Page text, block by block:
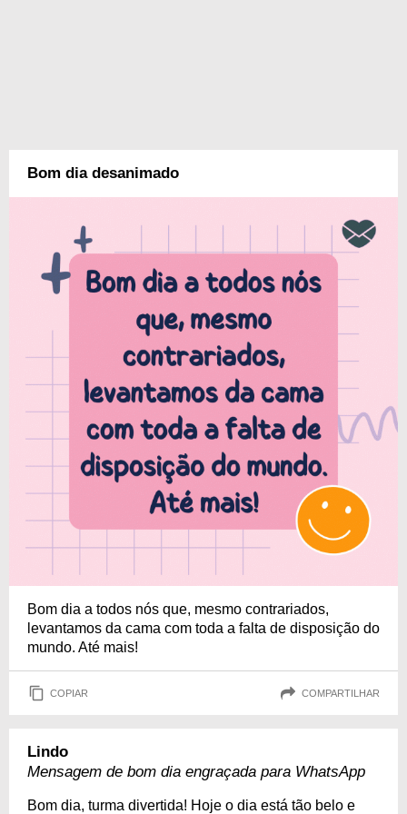
Bom dia desanimado
Bom dia a todos nós que, mesmo contrariados,
levantamos da cama com toda a falta de disposição do
mundo. Até mais!
COPIAR COMPARTILHAR
Lindo
Mensagem de bom dia engraçada para WhatsApp
Bom dia, turma divertida! Hoje o dia está tão belo e